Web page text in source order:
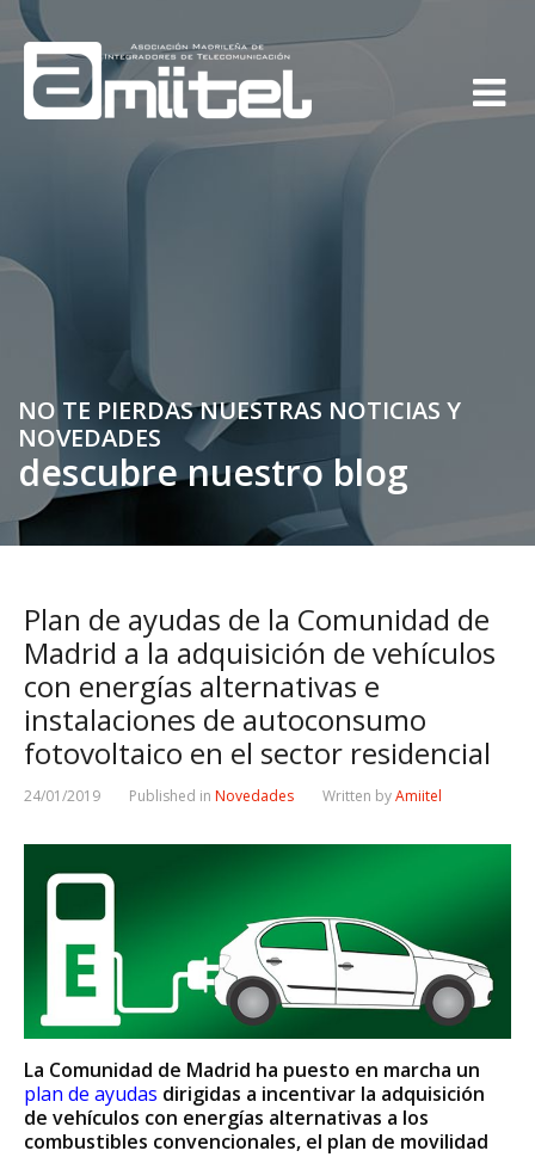
NO TE PIERDAS NUESTRAS NOTICIAS Y
NOVEDADES
descubre nuestro blog
Plan de ayudas de la Comunidad de
Madrid a la adquisición de vehículos
con energías alternativas e
instalaciones de autoconsumo
fotovoltaico en el sector residencial
24/01/2019 Published in Novedades Written byAmiitel
La Comunidad de Madrid ha puesto en marcha un
plan de ayudas dirigidas a incentivar la adquisición
de vehículos con energías alternativas a los
combustibles convencionales, el plan de movilidad